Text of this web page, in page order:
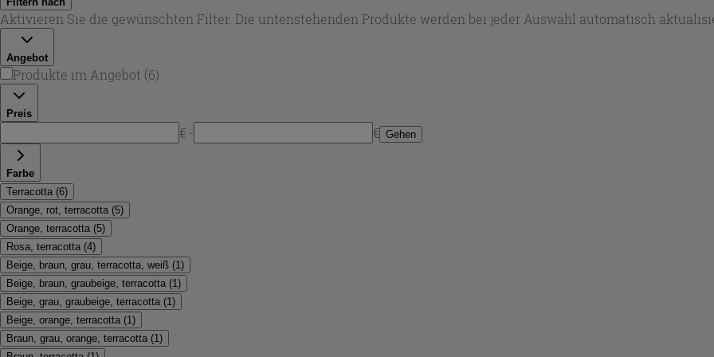
Aktivieren Sie die gewünschten Filter. Die untenstehenden Produkte werden bei jeder Auswahl automatisch
Angebot
Produkte im Angebot (6)
Preis
€ - € Gehen
Farbe
Terracotta (6)
Orange, rot, terracotta (5)
Orange, terracotta (5)
Rosa, terracotta (4)
Beige, braun, grau, terracotta, weiß (1 )
Beige, braun, graubeige, terracotta (1 )
Beige, grau, graubeige, terracotta (1 )
Beige, orange, terracotta (1 )
Braun, grau, orange, terracotta (1 )